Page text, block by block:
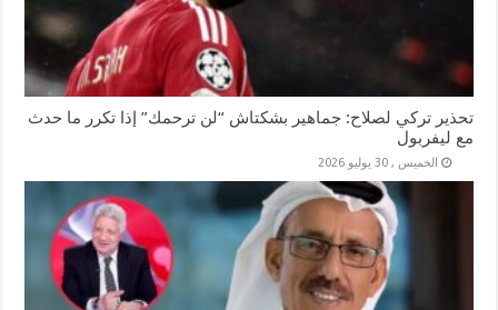
تحذير تركي لصلاح: جماهير بشكتاش “لن ترحمك” إذا تكرر ما حدث
مع ليفربول
الخميس , 30 يوليو 2026